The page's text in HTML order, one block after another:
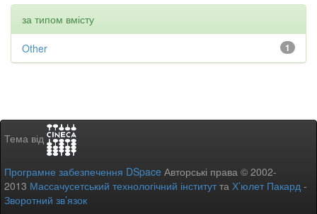
за типом вмісту
1
Other
Тема від
Програмне забезпечення DSpace Авторські права © 2002-
2013 Массачусетський технологічний інститутта Х’юлет Пакард -
Зворотний зв’язок